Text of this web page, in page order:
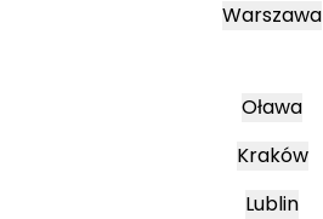
Warszawa
Oława
Kraków
Lublin